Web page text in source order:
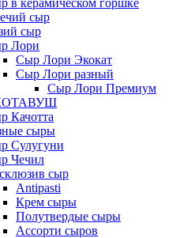
в керамическом горшке
сыр
сыр
Лори
Сыр Лори Экокат
Сыр Лори разный
Сыр Лори Премиум
Качотта
сыры
Сулугуни
Чечил
сыр
Antipasti
Крем сыры
Полутвердые сыры
Ассорти сыров